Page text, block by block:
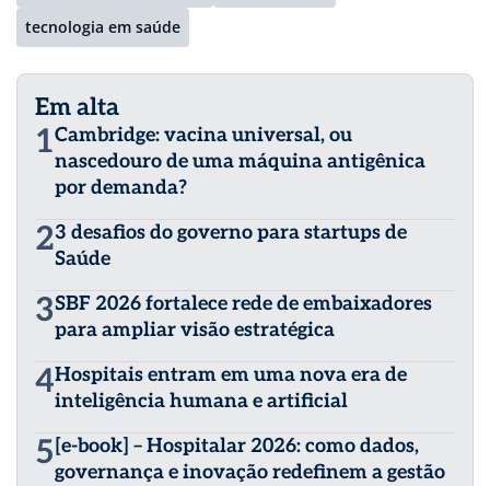
tecnologia em saúde
Em alta
1Cambridge: vacina universal, ou
nascedouro de uma máquina antigênica
por demanda?
23 desafios do governo para startups de
Saúde
3SBF 2026 fortalece rede de embaixadores
para ampliar visão estratégica
4Hospitais entram em uma nova era de
inteligência humana e artificial
5 [e-book] – Hospitalar 2026: como dados,
governança e inovação redefinem a gestão